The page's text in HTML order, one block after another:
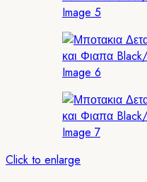
Click to enlarge